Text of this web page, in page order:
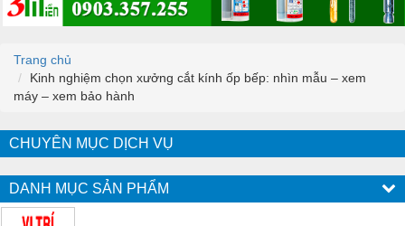
Trang chủ
Kinh nghiệm chọn xưởng cắt kính ốp bếp: nhìn mẫu – xem
máy – xem bảo hành
CHUYÊN MỤC DỊCH VỤ
DANH MỤC SẢN PHẨM